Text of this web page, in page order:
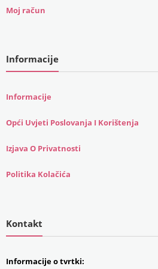
Moj račun
Informacije
Informacije
Opći Uvjeti Poslovanja I Korištenja
Izjava O Privatnosti
Politika Kolačića
Kontakt
Informacije o tvrtki: